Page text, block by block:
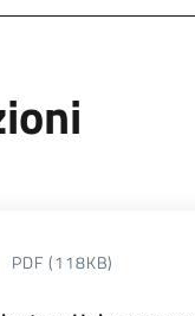
PDF (118KB)